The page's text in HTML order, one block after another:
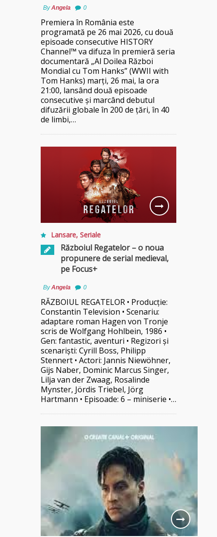
ByAngela 0
Premiera în România este
programată pe 26 mai 2026, cu două
episoade consecutive HISTORY
Channel™ va difuza în premieră seria
documentară „Al Doilea Război
Mondial cu Tom Hanks” (WWII with
Tom Hanks) marți, 26 mai, la ora
21:00, lansând două episoade
consecutive și marcând debutul
difuzării globale în 200 de țări, în 40
de limbi,…
Lansare, Seriale
Războiul Regatelor – o noua
propunere de serial medieval,
pe Focus+
ByAngela 0
RĂZBOIUL REGATELOR • Producție:
Constantin Television • Scenariu:
adaptare roman Hagen von Tronje
scris de Wolfgang Hohlbein, 1986 •
Gen: fantastic, aventuri • Regizori și
scenariști: Cyrill Boss, Philipp
Stennert • Actori: Jannis Niewöhner,
Gijs Naber, Dominic Marcus Singer,
Lilja van der Zwaag, Rosalinde
Mynster, Jördis Triebel, Jörg
Hartmann • Episoade: 6 – miniserie •…